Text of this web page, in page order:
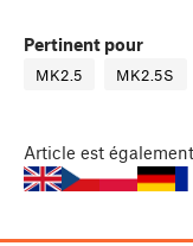
Pertinent pour
MK2.5 MK2.5S
Article est